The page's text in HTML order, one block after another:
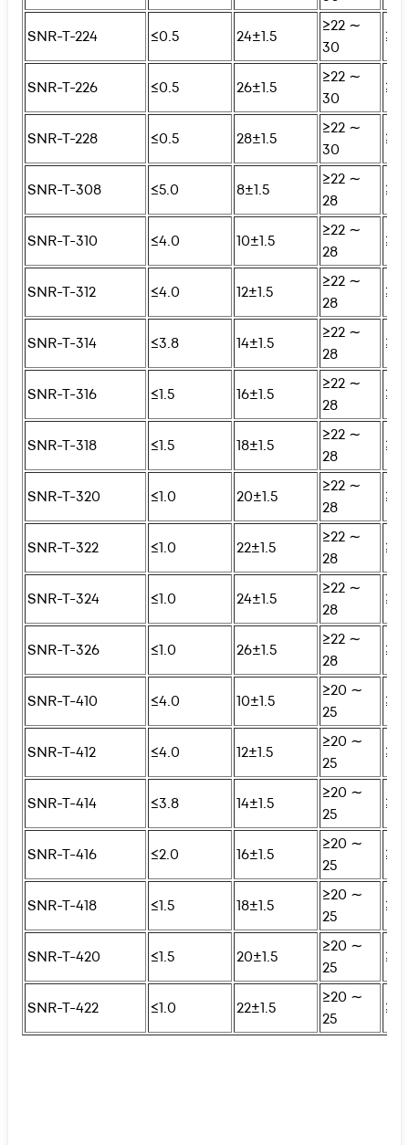
SNR-T-224
≤0.5 24±1.5
≥22 ∼
30
SNR-T-226 ≤0.5 26±1.5
≥22 ∼
30
SNR-T-228 ≤0.5 28±1.5
≥22 ∼
30
SNR-T-308 ≤5.0 8±1.5
≥22 ∼
28
SNR-T-310 ≤4.0 10±1.5
≥22 ∼
28
SNR-T-312 ≤4.0 12±1.5
≥22 ∼
28
SNR-T-314 ≤3.8 14±1.5
≥22 ∼
28
SNR-T-316 ≤1.5 16±1.5
≥22 ∼
28
SNR-T-318 ≤1.5 18±1.5
≥22 ∼
28
SNR-T-320 ≤1.0 20±1.5
≥22 ∼
28
SNR-T-322 ≤1.0 22±1.5
≥22 ∼
28
SNR-T-324 ≤1.0 24±1.5
≥22 ∼
28
SNR-T-326 ≤1.0 26±1.5
≥22 ∼
28
SNR-T-410 ≤4.0 10±1.5
≥20 ∼
25
SNR-T-412 ≤4.0 12±1.5
≥20 ∼
25
SNR-T-414 ≤3.8 14±1.5
≥20 ∼
25
SNR-T-416 ≤2.0 16±1.5
≥20 ∼
25
SNR-T-418 ≤1.5 18±1.5
≥20 ∼
25
SNR-T-420 ≤1.5 20±1.5
≥20 ∼
25
SNR-T-422 ≤1.0 22±1.5
≥20 ∼
25